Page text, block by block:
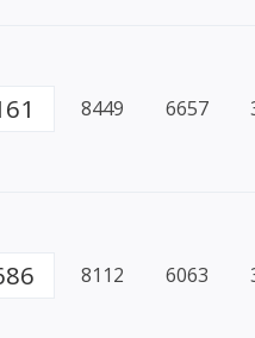
8449 6657
8112 6063